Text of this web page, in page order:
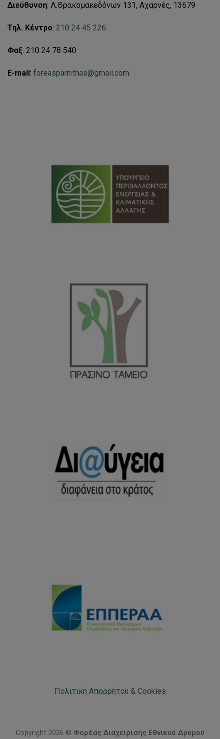
Διεύθυνση: Λ.Θρακομακεδόνων 131, Αχαρνές, 13679
Τηλ. Κέντρο: 210 24 45 226
Φαξ: 210 24 78 540
E-mail: foreasparnithas@gmail.com
Πολιτική Απορρήτου & Cookies
Copyright 2026 © Φορέας Διαχείρισης Εθνικού Δρυμού